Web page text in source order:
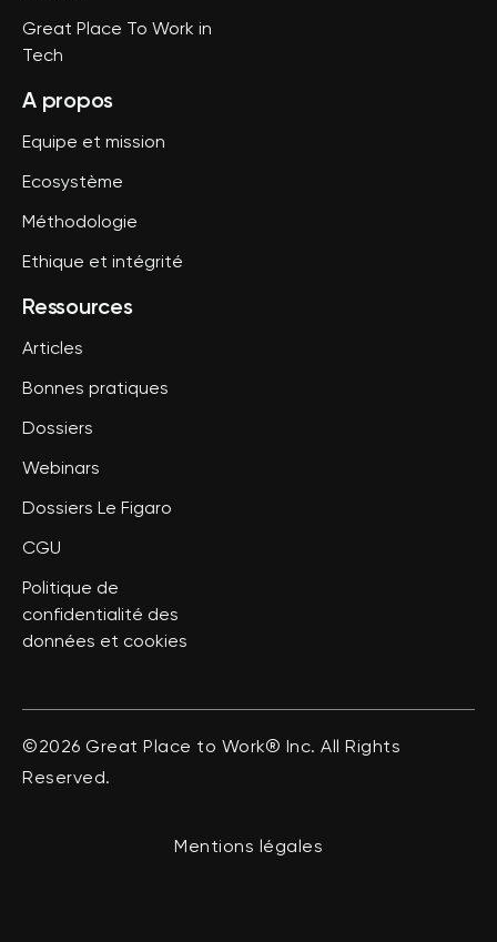
Great Place To Work in
Tech
A propos
Equipe et mission
Ecosystème
Méthodologie
Ethique et intégrité
Ressources
Articles
Bonnes pratiques
Dossiers
Webinars
Dossiers Le Figaro
CGU
Politique de
confidentialité des
données et cookies
©2026 Great Place to Work® Inc. All Rights
Reserved.
Mentions légales